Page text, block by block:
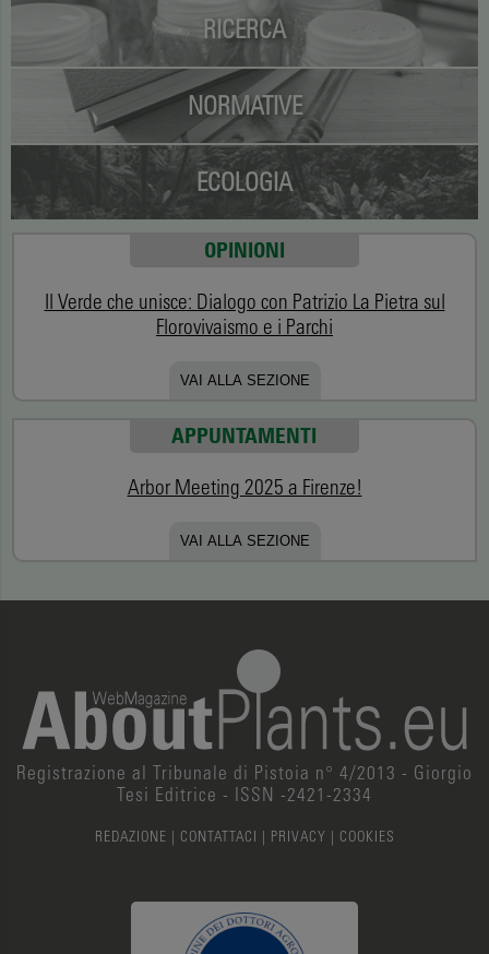
RICERCA
NORMATIVE
ECOLOGIA
OPINIONI
Il Verde che unisce: Dialogo con Patrizio La Pietra sul
Florovivaismo e i Parchi
VAI ALLA SEZIONE
APPUNTAMENTI
Arbor Meeting 2025 a Firenze!
VAI ALLA SEZIONE
Registrazione al Tribunale di Pistoia n° 4/2013 - Giorgio
Tesi Editrice - ISSN -2421-2334
REDAZIONE | CONTATTACI | PRIVACY | COOKIES